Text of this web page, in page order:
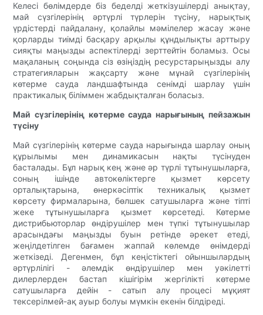
Келесі бөлімдерде біз беделді жеткізушілерді анықтау,
май сүзгілерінің әртүрлі түрлерін түсіну, нарықтық
үрдістерді пайдалану, қолайлы мәмілелер жасау және
қорларды тиімді басқару арқылы құндылықты арттыру
сияқты маңызды аспектілерді зерттейтін боламыз. Осы
мақаланың соңында сіз өзіңіздің ресурстарыңызды алу
стратегияларын жақсарту және мұнай сүзгілерінің
көтерме сауда ландшафтында сенімді шарлау үшін
практикалық біліммен жабдықталған боласыз.
Май сүзгілерінің көтерме сауда нарығының пейзажын
түсіну
Май сүзгілерінің көтерме сауда нарығында шарлау оның
құрылымы мен динамикасын нақты түсінуден
басталады. Бұл нарық кең және әр түрлі тұтынушыларға,
соның ішінде автокөліктерге қызмет көрсету
орталықтарына, өнеркәсіптік техникалық қызмет
көрсету фирмаларына, бөлшек сатушыларға және тіпті
жеке тұтынушыларға қызмет көрсетеді. Көтерме
дистрибьюторлар өндірушілер мен түпкі тұтынушылар
арасындағы маңызды буын ретінде әрекет етеді,
жеңілдетілген бағамен жаппай көлемде өнімдерді
жеткізеді. Дегенмен, бұл кеңістіктегі ойыншылардың
әртүрлілігі - әлемдік өндірушілер мен уәкілетті
дилерлерден бастап кішігірім жергілікті көтерме
сатушыларға дейін - сатып алу процесі мұқият
тексерілмей-ақ ауыр болуы мүмкін екенін білдіреді.